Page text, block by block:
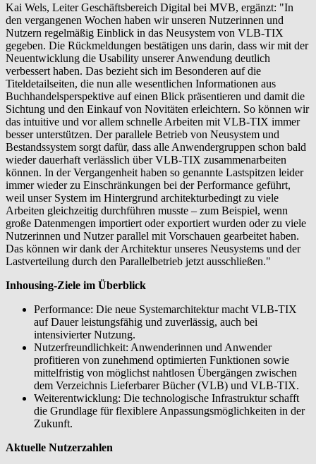
Kai Wels, Leiter Geschäftsbereich Digital bei MVB, ergänzt: "In
den vergangenen Wochen haben wir unseren Nutzerinnen und
Nutzern regelmäßig Einblick in das Neusystem von VLB-TIX
gegeben. Die Rückmeldungen bestätigen uns darin, dass wir mit der
Neuentwicklung die Usability unserer Anwendung deutlich
verbessert haben. Das bezieht sich im Besonderen auf die
Titeldetailseiten, die nun alle wesentlichen Informationen aus
Buchhandelsperspektive auf einen Blick präsentieren und damit die
Sichtung und den Einkauf von Novitäten erleichtern. So können wir
das intuitive und vor allem schnelle Arbeiten mit VLB-TIX immer
besser unterstützen. Der parallele Betrieb von Neusystem und
Bestandssystem sorgt dafür, dass alle Anwendergruppen schon bald
wieder dauerhaft verlässlich über VLB-TIX zusammenarbeiten
können. In der Vergangenheit haben so genannte Lastspitzen leider
immer wieder zu Einschränkungen bei der Performance geführt,
weil unser System im Hintergrund architekturbedingt zu viele
Arbeiten gleichzeitig durchführen musste – zum Beispiel, wenn
große Datenmengen importiert oder exportiert wurden oder zu viele
Nutzerinnen und Nutzer parallel mit Vorschauen gearbeitet haben.
Das können wir dank der Architektur unseres Neusystems und der
Lastverteilung durch den Parallelbetrieb jetzt ausschließen."
Inhousing-Ziele im Überblick
Performance: Die neue Systemarchitektur macht VLB-TIX
auf Dauer leistungsfähig und zuverlässig, auch bei
intensivierter Nutzung.
Nutzerfreundlichkeit: Anwenderinnen und Anwender
profitieren von zunehmend optimierten Funktionen sowie
mittelfristig von möglichst nahtlosen Übergängen zwischen
dem Verzeichnis Lieferbarer Bücher (VLB) und VLB-TIX.
Weiterentwicklung: Die technologische Infrastruktur schafft
die Grundlage für flexiblere Anpassungsmöglichkeiten in der
Zukunft.
Aktuelle Nutzerzahlen